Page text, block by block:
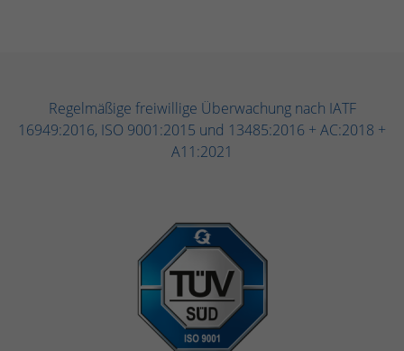
Regelmäßige freiwillige Überwachung nach IATF
16949:2016, ISO 9001:2015 und 13485:2016 + AC:2018 +
A11:2021